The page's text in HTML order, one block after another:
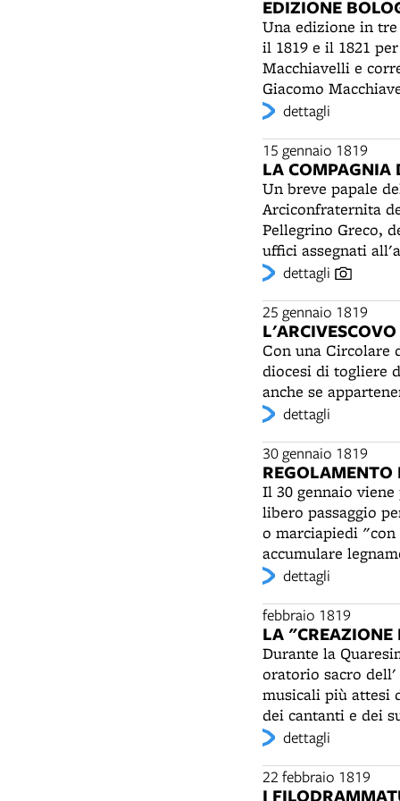
Terra di Cattù, le
metodo più
diuretica - il
ultime specialità
l‘appetito e a
malattie degli
mortale, utilizzata
vini medicinali
imitazione, che
proprietà
EDIZIONE
Una edizione in
il 1819 e il 1821
Macchiavelli e
Giacomo
profonda
Vita di Dante del
principale
ed estimatore
appendici redatte
1822) e da
volte inutili, "come
dettagli
15 gennaio 1819
LA COMPAGNIA
Un breve papale
Arciconfraternita
Pellegrino Greco,
uffici assegnati
condannati al
Sabbatini),
volta il permesso
napoleonico, il
con cappa nera,
Alberti, portò a
Santa Sofia,
d'Italia, fu salvata,
Segretario di Stato
della strada e
esigenze belliche
si trasferiranno al
santuario ogni
dettagli
25 gennaio 1819
Con una Circolare
diocesi di togliere
anche se
dettagli
30 gennaio 1819
Il 30 gennaio
libero passaggio
o marciapiedi "con
accumulare
fare buche nelle
animali e occorre
divieto "a
leggendo i tanti
fosse un luogo
Medio Oriente”. Il
ulteriormente nel
circostanze ne
la gradazione in
dettagli
febbraio 1819
LA
Durante la
oratorio sacro dell'
musicali più attesi
dei cantanti e dei
opera di Haydn,
Bologna.
dettagli
22 febbraio 1819
I